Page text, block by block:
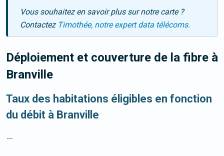
Vous souhaitez en savoir plus sur notre carte ?
Contactez Timothée, notre expert data télécoms.
Déploiement et couverture de la fibre à
Branville
Taux des habitations éligibles en fonction
du débit à Branville
...